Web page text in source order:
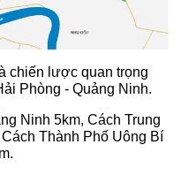
chiến lược quan trọng
Phòng - Quảng Ninh.
Ninh 5km, Cách Trung
Thành Phố Uông Bí